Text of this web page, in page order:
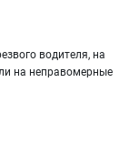
водителя, на
на неправомерные